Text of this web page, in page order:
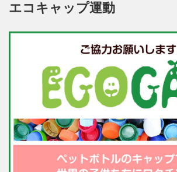
エコキャップ運動